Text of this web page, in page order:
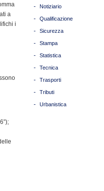
a
i
- Notiziario
- Qualificazione
- Sicurezza
- Stampa
- Statistica
- Tecnica
- Trasporti
- Tributi
- Urbanistica